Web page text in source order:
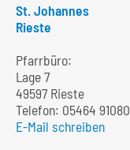
St. Johannes
Rieste
Pfarrbüro:
Lage 7
49597 Rieste
Telefon: 05464 91080
E-Mail schreiben